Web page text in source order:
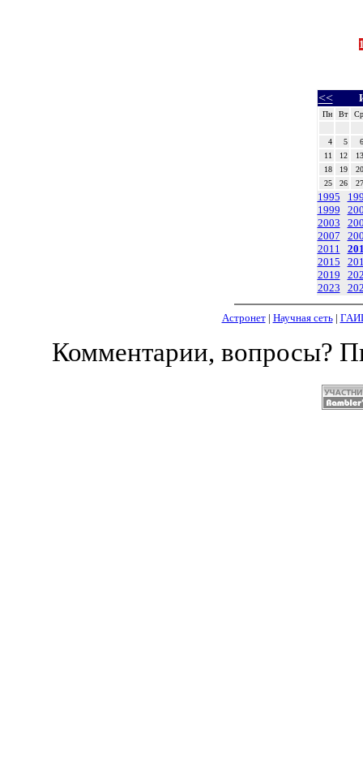
<<
Пн Вт Ср
4 5
6
11
12
13
18
19
20
25
26 27
1995
1999
2003
2007
2011
2015
2019
2023
Астронет| Научная сеть|
Комментарии, вопросы?